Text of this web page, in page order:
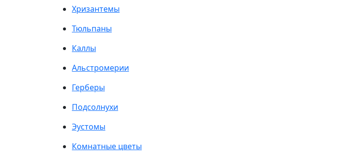
Хризантемы
Тюльпаны
Каллы
Альстромерии
Герберы
Подсолнухи
Эустомы
Комнатные цветы